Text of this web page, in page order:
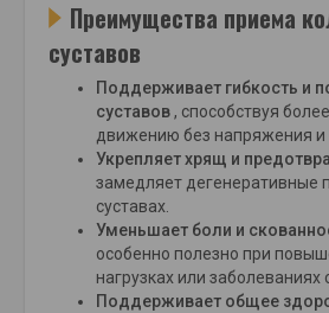
Преимущества приема
суставов
Поддерживает гибкость и
суставов, способствуя
движению без напряжения и
Укрепляет хрящ и
замедляет дегенеративные
суставах.
Уменьшает боли и
особенно полезно при
нагрузках или заболеваниях
Поддерживает общее